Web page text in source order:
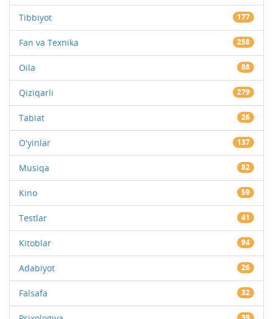
Tibbiyot 177
Fan va Texnika 258
Oila 88
Qiziqarli 279
Tabiat 26
O'yinlar 137
Musiqa 82
Kino 59
Testlar 41
Kitoblar 94
Adabiyot 26
Falsafa 32